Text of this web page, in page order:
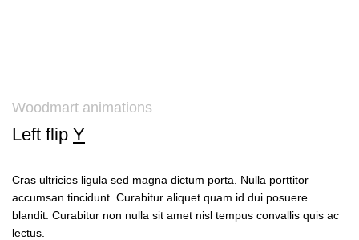
Woodmart animations
Left flipY
Cras ultricies ligula sed magna dictum porta. Nulla porttitor
accumsan tincidunt. Curabitur aliquet quam id dui posuere
blandit. Curabitur non nulla sit amet nisl tempus convallis quis ac
lectus.